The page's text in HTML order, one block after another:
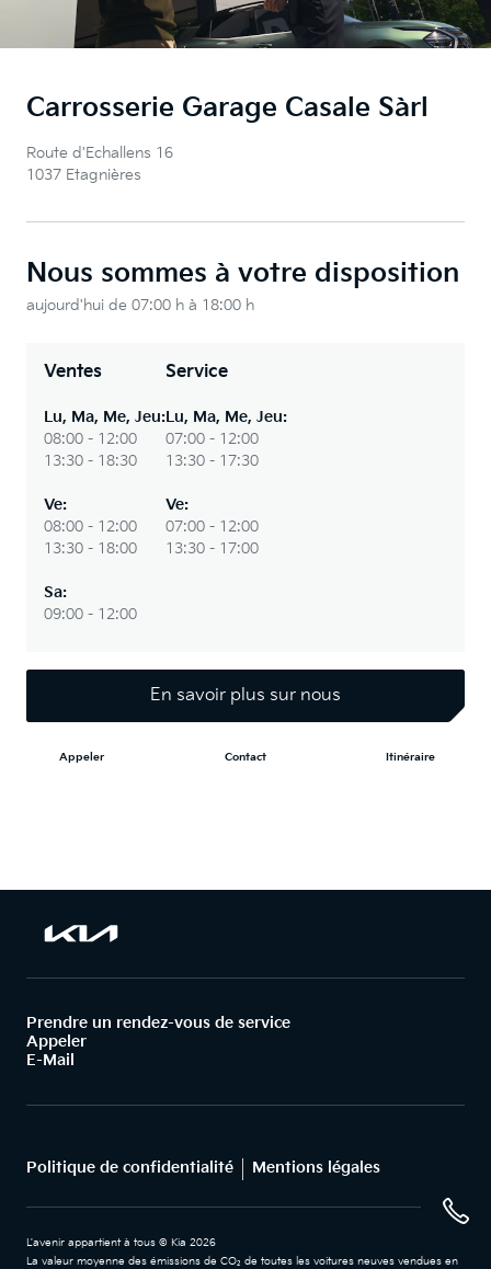
Carrosserie Garage Casale Sàrl
Route d'Echallens 16
1037 Etagnières
Nous sommes à votre disposition
aujourd'hui de 07:00 h à 18:00 h
Ventes
Lu, Ma, Me, Jeu:
08:00 - 12:00
13:30 - 18:30
Ve:
08:00 - 12:00
13:30 - 18:00
Sa:
09:00 - 12:00
Service
Lu, Ma, Me, Jeu:
07:00 - 12:00
13:30 - 17:30
Ve:
07:00 - 12:00
13:30 - 17:00
En savoir plus sur nous
Appeler Contact Itinéraire
Prendre un rendez-vous de service
Appeler
E-Mail
Politique de confidentialité Mentions légales
L'avenir appartient à tous © Kia 2026
La valeur moyenne des émissions de CO₂ de toutes les voitures neuves vendues en